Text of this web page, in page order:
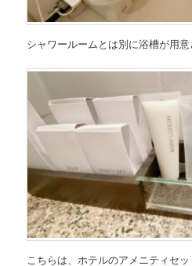
シャワールームとは別に浴槽が用意
こちらは、ホテルのアメニティセッ